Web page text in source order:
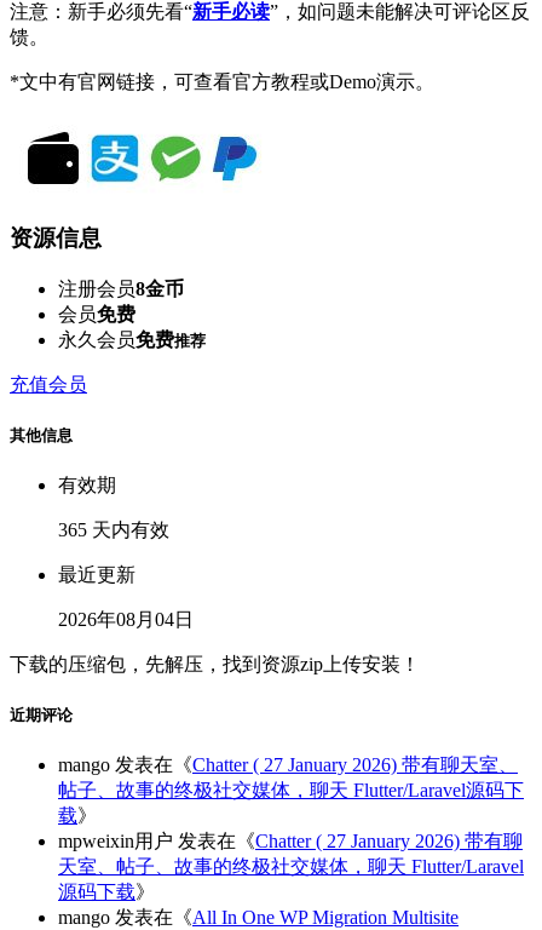
注意：新手必须先看“新手必读”，如问题未能解决可评论区反
馈。
*文中有官网链接，可查看官方教程或Demo演示。
资源信息
注册会员8金币
会员免费
永久会员免费推荐
充值会员
其他信息
有效期
365 天内有效
最近更新
2026年08月04日
下载的压缩包，先解压，找到资源zip上传安装！
近期评论
mango 发表在《Chatter ( 27 January 2026) 带有聊天室、
帖子、故事的终极社交媒体，聊天 Flutter/Laravel源码下
载》
mpweixin用户 发表在《Chatter ( 27 January 2026) 带有聊
天室、帖子、故事的终极社交媒体，聊天 Flutter/Laravel
源码下载》
mango 发表在《All In One WP Migration Multisite